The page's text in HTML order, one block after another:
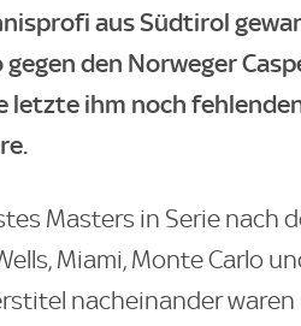
aus Südtirol
den Norweger
letzte ihm noch
Masters in Serie nach
Miami, Monte Carlo
nacheinander waren